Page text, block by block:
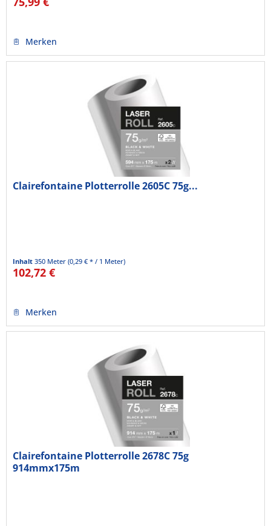
Merken
Clairefontaine Plotterrolle 2605C 75g...
Inhalt350 Meter(0,29 € * / 1 Meter)
102,72 €
Merken
Clairefontaine Plotterrolle 2678C 75g
914mmx175m